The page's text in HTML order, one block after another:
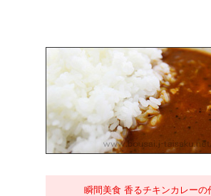
瞬間美食 香るチキンカレーの